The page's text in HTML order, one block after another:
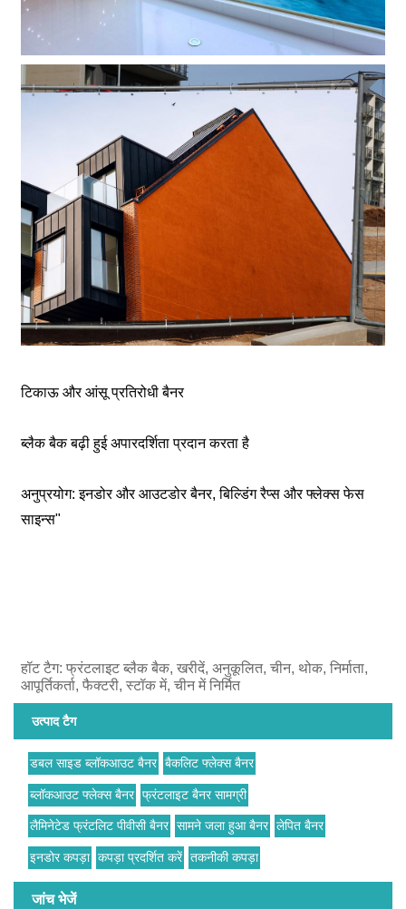
टिकाऊ और आंसू प्रतिरोधी बैनर
ब्लैक बैक बढ़ी हुई अपारदर्शिता प्रदान करता है
अनुप्रयोग: इनडोर और आउटडोर बैनर, बिल्डिंग रैप्स और फ्लेक्स फेस
साइन्स"
हॉट टैग: फ्रंटलाइट ब्लैक बैक, खरीदें, अनुकूलित, चीन, थोक, निर्माता,
आपूर्तिकर्ता, फैक्टरी, स्टॉक में, चीन में निर्मित
उत्पाद टैग
डबल साइड ब्लॉकआउट बैनर बैकलिट फ्लेक्स बैनर
ब्लॉकआउट फ्लेक्स बैनर फ्रंटलाइट बैनर सामग्री
लैमिनेटेड फ्रंटलिट पीवीसी बैनर सामने जला हुआ बैनर लेपित बैनर
इनडोर कपड़ा कपड़ा प्रदर्शित करें तकनीकी कपड़ा
जांच भेजें